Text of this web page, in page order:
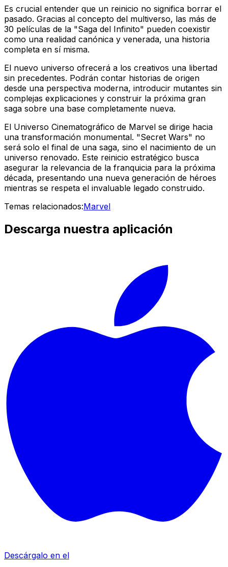
Es crucial entender que un reinicio no significa borrar el
pasado. Gracias al concepto del multiverso, las más de
30 películas de la "Saga del Infinito" pueden coexistir
como una realidad canónica y venerada, una historia
completa en sí misma.
El nuevo universo ofrecerá a los creativos una libertad
sin precedentes. Podrán contar historias de origen
desde una perspectiva moderna, introducir mutantes sin
complejas explicaciones y construir la próxima gran
saga sobre una base completamente nueva.
El Universo Cinematográfico de Marvel se dirige hacia
una transformación monumental. "Secret Wars" no
será solo el final de una saga, sino el nacimiento de un
universo renovado. Este reinicio estratégico busca
asegurar la relevancia de la franquicia para la próxima
década, presentando una nueva generación de héroes
mientras se respeta el invaluable legado construido.
Temas relacionados:Marvel
Descarga nuestra aplicación
Descárgalo en el